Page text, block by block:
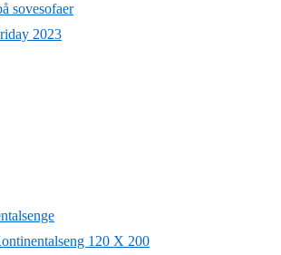
sovesofaer
2023
120 X 200